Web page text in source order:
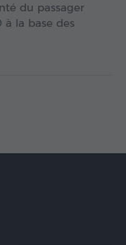
du passager
à la base des